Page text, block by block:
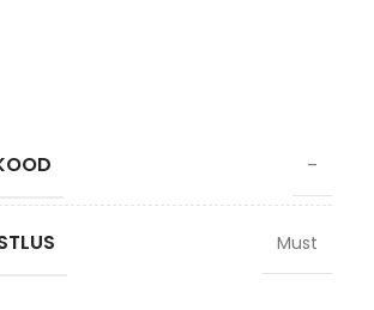
–
Must